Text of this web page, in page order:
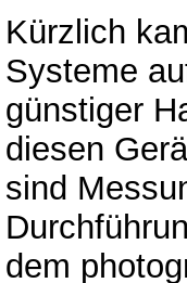
Kürzlich
Systeme
günstiger
diesen
sind
dem